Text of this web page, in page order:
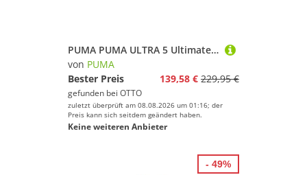
PUMA PUMA ULTRA 5 Ultimate FG Forever Weiß Fußballschuh
von PUMA
Bester Preis
139,58 € 229,95 €
gefunden bei OTTO
zuletzt überprüft am 08.08.2026 um 01:16; der
Preis kann sich seitdem geändert haben.
Keine weiteren Anbieter
- 49%